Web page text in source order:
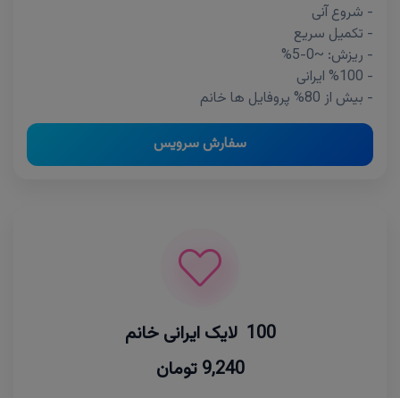
- شروع آنی
- تکمیل سریع
- ریزش: ~0-5%
- %100 ایرانی
- بیش از 80% پروفایل ها خانم
سفارش سرویس
100 لایک ایرانی خانم
9,240 تومان